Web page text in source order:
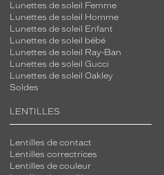
Lunettes de soleil Femme
Lunettes de soleil Homme
Lunettes de soleil Enfant
Lunettes de soleil bébé
Lunettes de soleil Ray-Ban
Lunettes de soleil Gucci
Lunettes de soleil Oakley
Soldes
LENTILLES
Lentilles de contact
Lentilles correctrices
Lentilles de couleur